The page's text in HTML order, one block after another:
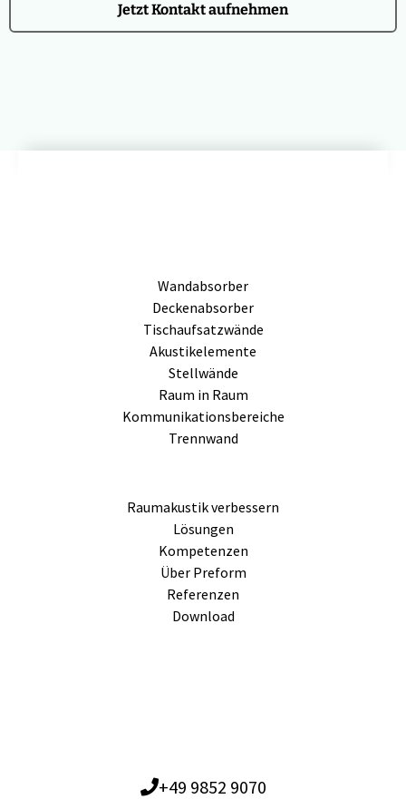
Jetzt Kontakt aufnehmen
Wandabsorber
Deckenabsorber
Tischaufsatzwände
Akustikelemente
Stellwände
Raum in Raum
Kommunikationsbereiche
Trennwand
Raumakustik verbessern
Lösungen
Kompetenzen
Über Preform
Referenzen
Download
+49 9852 9070